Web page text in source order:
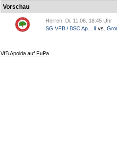
Vorschau
Herren, Di. 11.08. 18:45 Uhr
SG VFB / BSC Ap... II vs.
VfB Apolda auf FuPa